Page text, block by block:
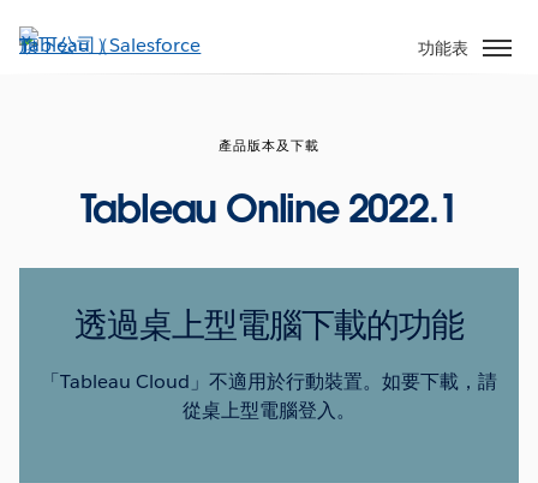
至
功能表
產品版本及下載
Tableau Online 2022.1
透過桌上型電腦下載的功能
「Tableau Cloud」不適用於行動裝置。如要下載，請
從桌上型電腦登入。